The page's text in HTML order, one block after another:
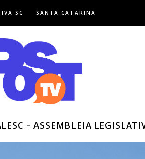
SC SANTA CATARINA
– ASSEMBLEIA